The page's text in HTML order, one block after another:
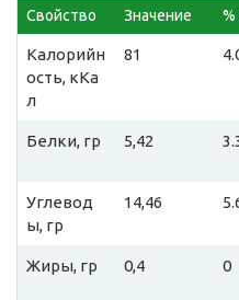
Свойство Значение
Калорийн
ость, кКа
л
81
Белки, гр 5,42
Углевод
ы, гр
14,46
Жиры, гр 0,4 0